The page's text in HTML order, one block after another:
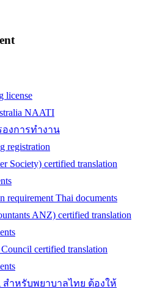
license
NAATI
งการทำงาน
registration
Society) certified translation
requirement Thai documents
ANZ) certified translation
certified translation
สำหรับพยาบาลไทย ต้องให้